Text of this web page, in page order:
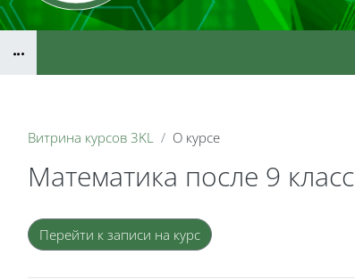
Витрина курсов 3KL О курсе
Математика после 9
Блоки
Перейти к записи на курс